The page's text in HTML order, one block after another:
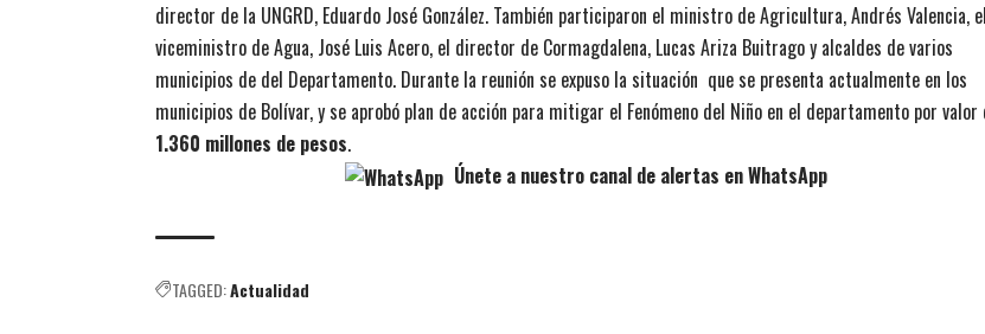
director de la UNGRD, Eduardo José González. También participaron el ministro de Agricultura, Andrés Valencia, el
viceministro de Agua, José Luis Acero, el director de Cormagdalena, Lucas Ariza Buitrago y alcaldes de varios
municipios de del Departamento. Durante la reunión se expuso la situación que se presenta actualmente en los
municipios de Bolívar, y se aprobó plan de acción para mitigar el Fenómeno del Niño en el departamento por valor
1.360 millones de pesos.
Únete a nuestro canal de alertas en WhatsApp
TAGGED:Actualidad